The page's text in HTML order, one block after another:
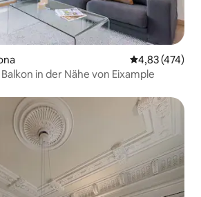
4,83 (474)
in der Nähe von Eixample